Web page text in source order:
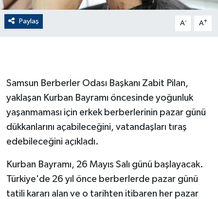
Paylaş A- A+
Samsun Berberler Odası Başkanı Zabit Pilan,
yaklaşan Kurban Bayramı öncesinde yoğunluk
yaşanmaması için erkek berberlerinin pazar günü
dükkanlarını açabileceğini, vatandaşları tıraş
edebileceğini açıkladı.
Kurban Bayramı, 26 Mayıs Salı günü başlayacak.
Türkiye'de 26 yıl önce berberlerde pazar günü
tatili kararı alan ve o tarihten itibaren her pazar
Finans
GENEL
GÜNDEM
HABERDE İNSAN
İNSAN